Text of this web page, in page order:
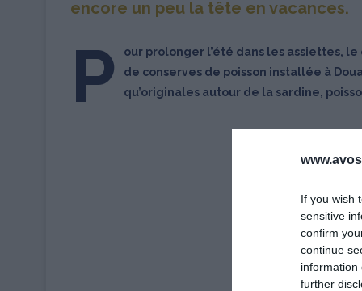
If you wish
sensitive
confirm
continue
information
further
encore un peu la tête en vacances.
P
our prolonger l’été dans les assiettes,
de conserves de poisson installée à
qu’originales autour de la sardine,